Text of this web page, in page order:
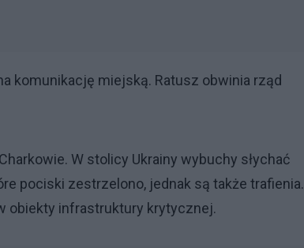
komunikację miejską. Ratusz obwinia rząd
W stolicy Ukrainy wybuchy słychać
pociski zestrzelono, jednak są także trafienia.
obiekty infrastruktury krytycznej.